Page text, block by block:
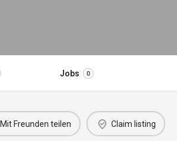
Jobs 0
Mit Freunden teilen Claim listing